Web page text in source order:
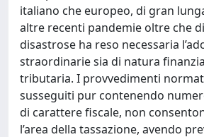
italiano che europeo, di gran
altre recenti pandemie oltre che
disastrose ha reso necessaria
straordinarie sia di natura
tributaria. I provvedimenti
susseguiti pur contenendo
di carattere fiscale, non
l’area della tassazione, avendo